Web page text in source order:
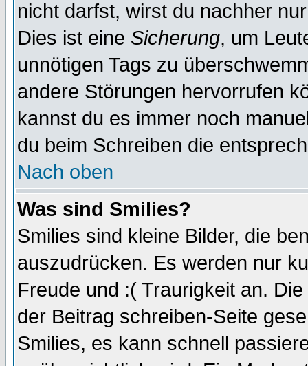
nicht darfst, wirst du nachher
Dies ist eine Sicherung, um
unnötigen Tags zu
andere Störungen hervorrufen
kannst du es immer noch
du beim Schreiben die
Nach oben
Was sind Smilies?
Smilies sind kleine Bilder, die
auszudrücken. Es werden nur
Freude und :( Traurigkeit an.
der Beitrag schreiben-Seite
Smilies, es kann schnell